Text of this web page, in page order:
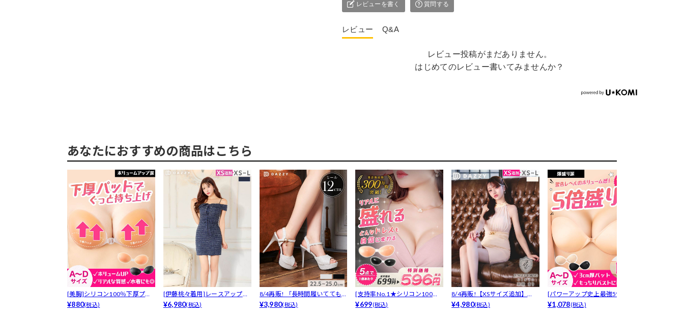
レビューを書く 質問する
レビュー Q&A
レビュー投稿がまだありません。
はじめてのレビュー書いてみませんか？
あなたにおすすめの商品はこちら
[美胸]シリコン100％下厚プッ
シュア...
¥880(税込)
[伊藤桃々着用]レースアップツ
イードラ...
¥6,980(税込)
8/4再販! 「長時間履いてても
疲れま...
¥3,980(税込)
[支持率No.1★シリコン100％
ヌー...
¥699(税込)
8/4再販!【XSサイズ追加】
「激かわ...
¥4,980(税込)
[パワーアップ史上最強5倍盛り
アップも...
¥1,078(税込)